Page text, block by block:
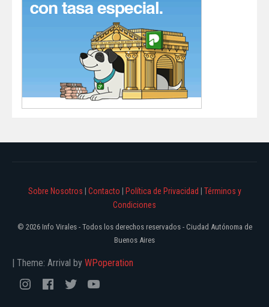
Sobre Nosotros Contacto Política de Privacidad
Términos y
Condiciones
© 2026 Info Virales - Todos los derechos reservados - Ciudad Autónoma de
Buenos Aires
| Theme: Arrival by WPoperation